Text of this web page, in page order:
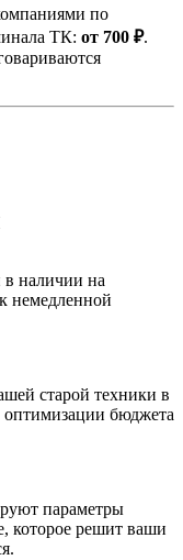
по
ТК: от 700 ₽.
в наличии на
немедленной
старой техники в
оптимизации бюджета
параметры
которое решит ваши